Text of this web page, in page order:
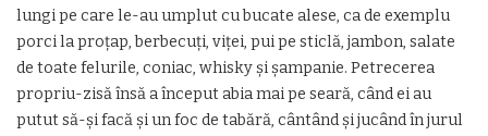
lungi pe care le-au umplut cu bucate alese, ca de exemplu
porci la proţap, berbecuţi, viţei, pui pe sticlă, jambon, salate
de toate felurile, coniac, whisky şi şampanie. Petrecerea
propriu-zisă însă a început abia mai pe seară, când ei au
putut să-şi facă şi un foc de tabără, cântând şi jucând în jurul